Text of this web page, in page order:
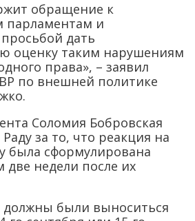
обращение к
и
дать
оценку таким нарушениям
права», – заявил
по внешней политике
Соломия Бобровская
за то, что реакция на
сформулирована
две недели после их
должны были выноситься